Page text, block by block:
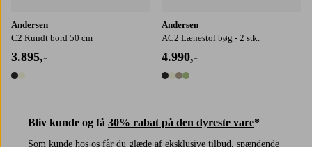
Andersen
C2 Rundt bord 50 cm
3.895,-
2 farver
Bliv kunde og få 30% rabat på den dyreste vare*
Som kunde hos os får du glæde af eksklusive tilbud, spændende
Andersen
AC2 Lænestol bøg - 2 stk.
4.990,-
4 farver